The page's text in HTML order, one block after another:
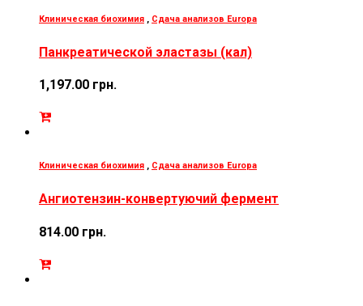
Клиническая биохимия , Сдача анализов Europa
Панкреатической эластазы (кал)
1,197.00 грн.
Клиническая биохимия , Сдача анализов Europa
Ангиотензин-конвертуючий фермент
814.00 грн.